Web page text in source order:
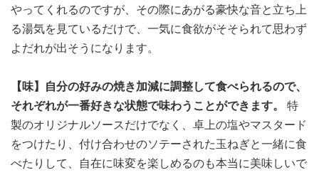
やってくれるのですが、その際にあがる豪快な音と立ち上
る湯気を見ているだけで、一気に食欲がそそられて思わず
よだれが出そうになります。
【味】自分の好みの焼き加減に調整して食べられるので、
それぞれが一番好きな状態で味わうことができます。
特
製のオリジナルソースだけでなく、卓上の塩やマスタード
をつけたり、付け合わせのソテーされた玉ねぎと一緒に食
べたりして、自在に味変を楽しめるのも本当に美味しいで